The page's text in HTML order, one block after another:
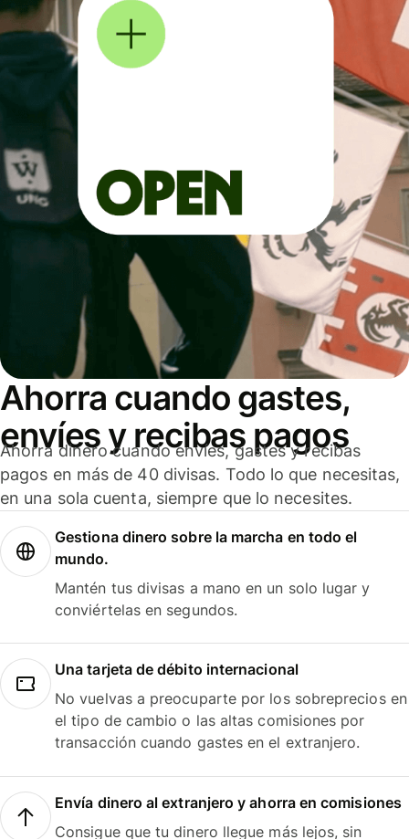
Ahorra cuando gastes,
envíes y recibas pagos
Ahorra dinero cuando envíes, gastes y recibas
pagos en más de 40 divisas. Todo lo que necesitas,
en una sola cuenta, siempre que lo necesites.
Gestiona dinero sobre la marcha en todo el
mundo.
Mantén tus divisas a mano en un solo lugar y
conviértelas en segundos.
Una tarjeta de débito internacional
No vuelvas a preocuparte por los sobreprecios en
el tipo de cambio o las altas comisiones por
transacción cuando gastes en el extranjero.
Envía dinero al extranjero y ahorra en comisiones
Consigue que tu dinero llegue más lejos, sin